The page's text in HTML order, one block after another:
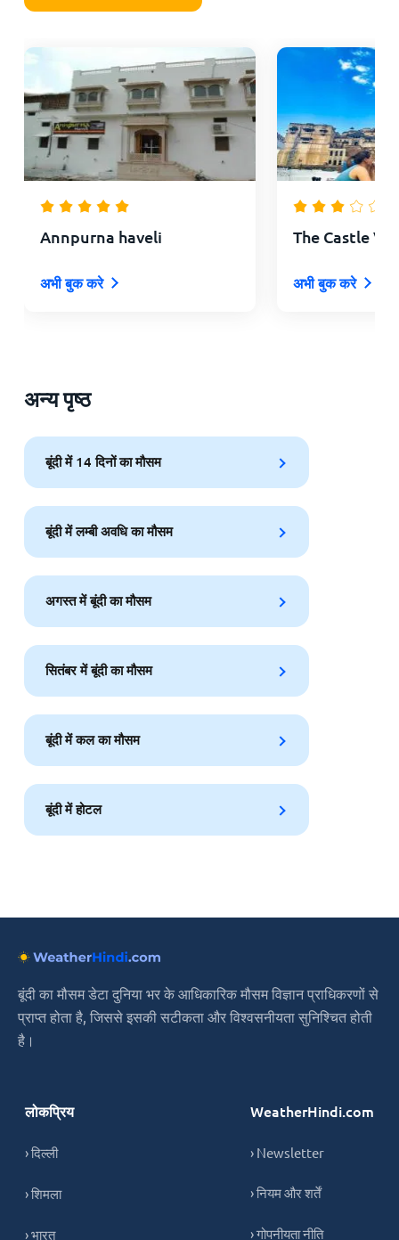
Annpurna haveli
अभी बुक करे
The Castle
अभी बुक करे
अन्य पृष्ठ
बूंदी में 14 दिनों का मौसम
बूंदी में लम्बी अवधि का मौसम
अगस्त में बूंदी का मौसम
सितंबर में बूंदी का मौसम
बूंदी में कल का मौसम
बूंदी में होटल
बूंदी का मौसम डेटा दुनिया भर के आधिकारिक मौसम विज्ञान प्राधिकरणों से
प्राप्त होता है, जिससे इसकी सटीकता और विश्वसनीयता सुनिश्चित होती
है।
लोकप्रिय
› दिल्ली
› शिमला
› भारत
WeatherHindi.com
› Newsletter
› नियम और शर्तें
› गोपनीयता नीति